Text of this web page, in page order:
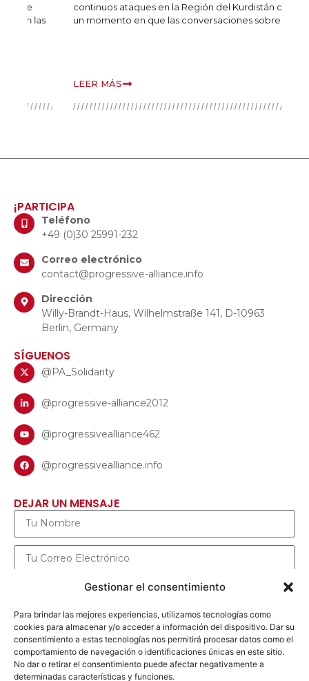
Gestionar el consentimiento
Para brindar las mejores experiencias, utilizamos tecnologías como
cookies para almacenar y/o acceder a información del dispositivo. Dar su
consentimiento a estas tecnologías nos permitirá procesar datos como el
comportamiento de navegación o identificaciones únicas en este sitio.
No dar o retirar el consentimiento puede afectar negativamente a
determinadas características y funciones.
continuos ataques en la Región del Kurdistán de Iraq En
un momento en que las conversaciones sobre la
LEER MÁS
¡PARTICIPA
Teléfono
+49 (0)30 25991-232
Correo electrónico
contact@progressive-alliance.info
Dirección
Willy-Brandt-Haus, Wilhelmstraße 141, D-10963
Berlin, Germany
SÍGUENOS
@PA_Solidarity
@progressive-alliance2012
@progressivealliance462
@progressivealliance.info
DEJAR UN MENSAJE